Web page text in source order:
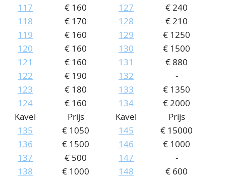
117
€ 160
118
€ 170
119
€ 160
120
€ 160
121
€ 160
122
€ 190
123
€ 180
124
€ 160
127
€ 240
128
€ 210
129
€ 1250
130
€ 1500
131
€ 880
132
-
133
€ 1350
134
€ 2000
Kavel
Prijs
135
€ 1050
136
€ 1500
137
€ 500
138
€ 1000
Kavel
Prijs
145
€ 15000
146
€ 1000
147
-
148
€ 600